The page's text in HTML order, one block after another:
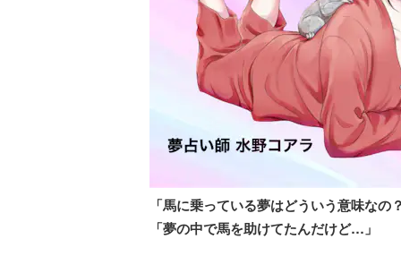
「馬に乗っている夢はどういう意味なの
「夢の中で馬を助けてたんだけど…」